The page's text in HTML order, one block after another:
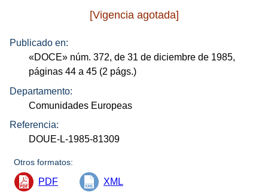
[Vigencia agotada]
Publicado en:
«DOCE» núm. 372, de 31 de diciembre de 1985,
páginas 44 a 45 (2 págs.)
Departamento:
Comunidades Europeas
Referencia:
DOUE-L-1985-81309
Otros formatos:
PDF XML